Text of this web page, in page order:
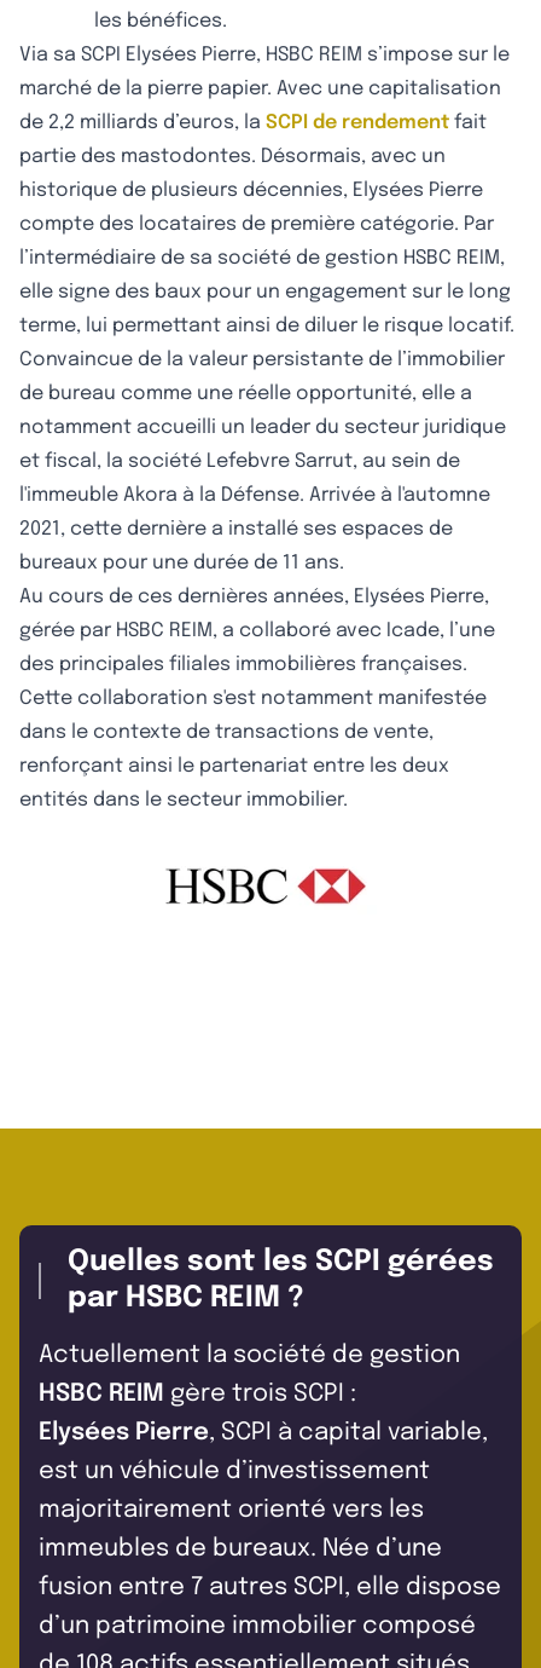
les bénéfices.
Via sa SCPI Elysées Pierre, HSBC REIM s’impose sur le
marché de la pierre papier. Avec une capitalisation
de 2,2 milliards d’euros, la SCPI de rendement fait
partie des mastodontes. Désormais, avec un
historique de plusieurs décennies, Elysées Pierre
compte des locataires de première catégorie. Par
l’intermédiaire de sa société de gestion HSBC REIM,
elle signe des baux pour un engagement sur le long
terme, lui permettant ainsi de diluer le risque locatif.
Convaincue de la valeur persistante de l’immobilier
de bureau comme une réelle opportunité, elle a
notamment accueilli un leader du secteur juridique
et fiscal, la société Lefebvre Sarrut, au sein de
l'immeuble Akora à la Défense. Arrivée à l'automne
2021, cette dernière a installé ses espaces de
bureaux pour une durée de 11 ans.
Au cours de ces dernières années, Elysées Pierre,
gérée par HSBC REIM, a collaboré avec Icade, l’une
des principales filiales immobilières françaises.
Cette collaboration s'est notamment manifestée
dans le contexte de transactions de vente,
renforçant ainsi le partenariat entre les deux
entités dans le secteur immobilier.
Quelles sont les SCPI gérées
par HSBC REIM ?
Actuellement la société de gestion
HSBC REIM gère trois SCPI :
Elysées Pierre, SCPI à capital variable,
est un véhicule d’investissement
majoritairement orienté vers les
immeubles de bureaux. Née d’une
fusion entre 7 autres SCPI, elle dispose
d’un patrimoine immobilier composé